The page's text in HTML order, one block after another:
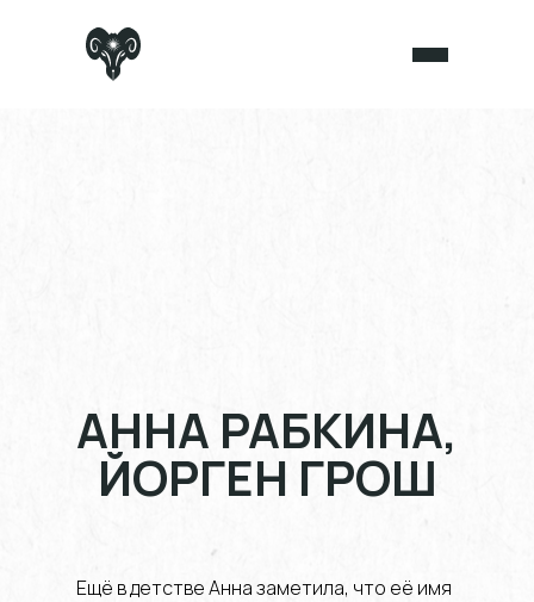
АННА РАБКИНА,
ЙОРГЕН ГРОШ
Ещё в детстве Анна заметила, что её имя